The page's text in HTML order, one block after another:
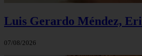
Luis Gerardo Méndez,
07/08/2026